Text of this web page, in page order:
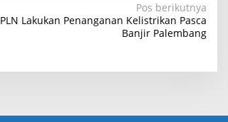
Pos berikutnya
PLN Lakukan Penanganan Kelistrikan Pasca
Banjir Palembang